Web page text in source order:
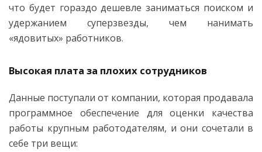
что будет гораздо дешевле заниматься поиском и
удержанием суперзвезды, чем нанимать
«ядовитых» работников.
Высокая плата за плохих сотрудников
Данные поступали от компании, которая продавала
программное обеспечение для оценки качества
работы крупным работодателям, и они сочетали в
себе три вещи: